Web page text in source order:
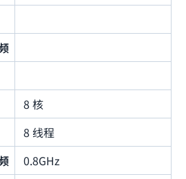
8 核
8 线程
0.8GHz